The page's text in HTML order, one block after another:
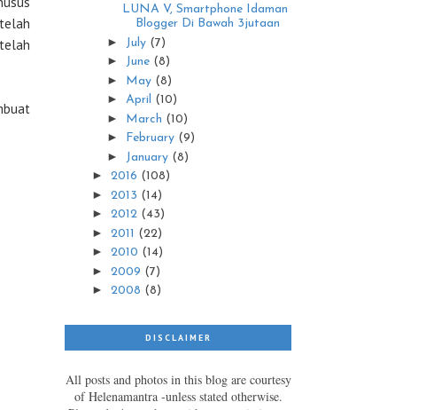
LUNA V, Smartphone Idaman
Blogger Di Bawah 3jutaan
► July (7)
► June (8)
► May (8)
► April (10)
► March (10)
► February (9)
► January (8)
► 2016 (108)
► 2013 (14)
► 2012 (43)
► 2011 (22)
► 2010 (14)
► 2009 (7)
► 2008 (8)
DISCLAIMER
All posts and photos in this blog are courtesy
of Helenamantra -unless stated otherwise.